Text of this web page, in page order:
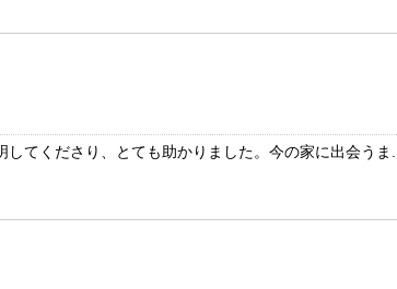
てくださり、とても助かりました。今の家に出会うま...